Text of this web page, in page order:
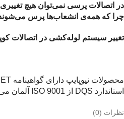
در اتصالات پرسی نمی‌توان هیچ
چرا که همه‌ی انشعاب‌ها پرس
تغییر سیستم لوله‌کشی در اتصالات
استاندارد DQS از ISO 9001 آلمان می باشد.
نظرات (0)